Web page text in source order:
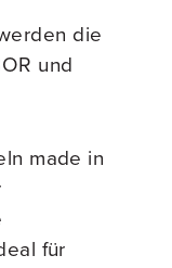
die
und
made in
für